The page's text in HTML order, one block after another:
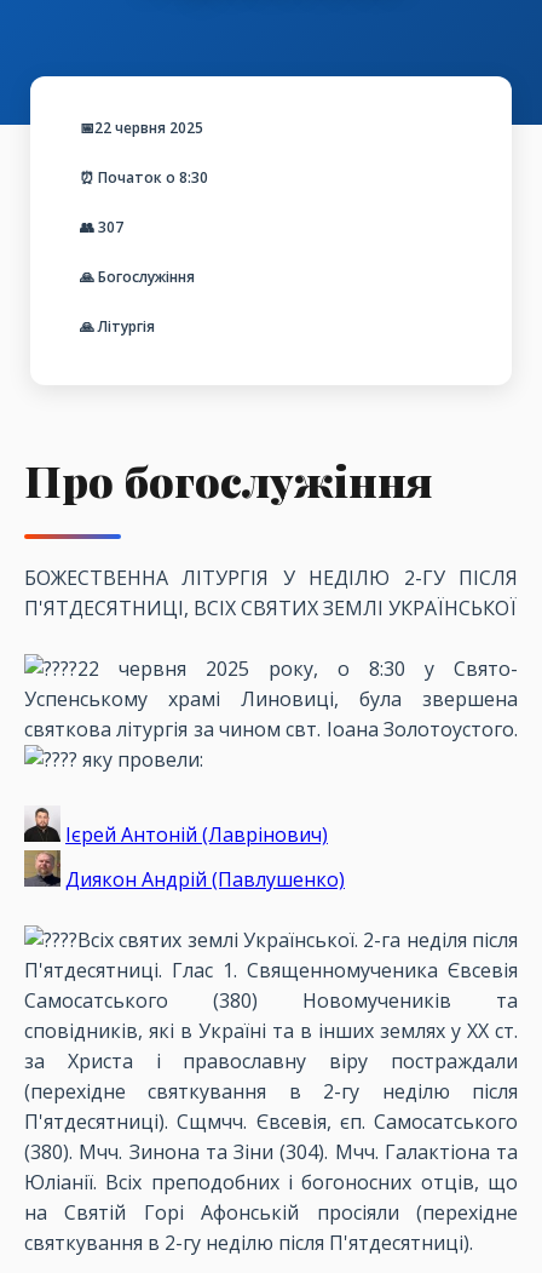
📅22 червня 2025
⏰ Початок о 8:30
👥307
🙏 Богослужіння
🙏 Літургія
Про богослужіння
БОЖЕСТВЕННА ЛІТУРГІЯ У НЕДІЛЮ 2-ГУ ПІСЛЯ
П'ЯТДЕСЯТНИЦІ, ВСІХ СВЯТИХ ЗЕМЛІ УКРАЇНСЬКОЇ
22 червня 2025 року, о 8:30 у Свято-
Успенському храмі Линовиці, була звершена
святкова літургія за чином свт. Іоана Золотоустого.
яку провели:
Ієрей Антоній (Лаврінович)
Диякон Андрій (Павлушенко)
Всіх святих землі Української. 2-га неділя після
П'ятдесятниці. Глас 1. Священномученика Євсевія
Самосатського (380) Новомучеників та
сповідників, які в Україні та в інших землях у ХХ ст.
за Христа і православну віру постраждали
(перехідне святкування в 2-гу неділю після
П'ятдесятниці). Сщмчч. Євсевія, єп. Самосатського
(380). Мчч. Зинона та Зіни (304). Мчч. Галактіона та
Юліанії. Всіх преподобних і богоносних отців, що
на Святій Горі Афонській просіяли (перехідне
святкування в 2-гу неділю після П'ятдесятниці).